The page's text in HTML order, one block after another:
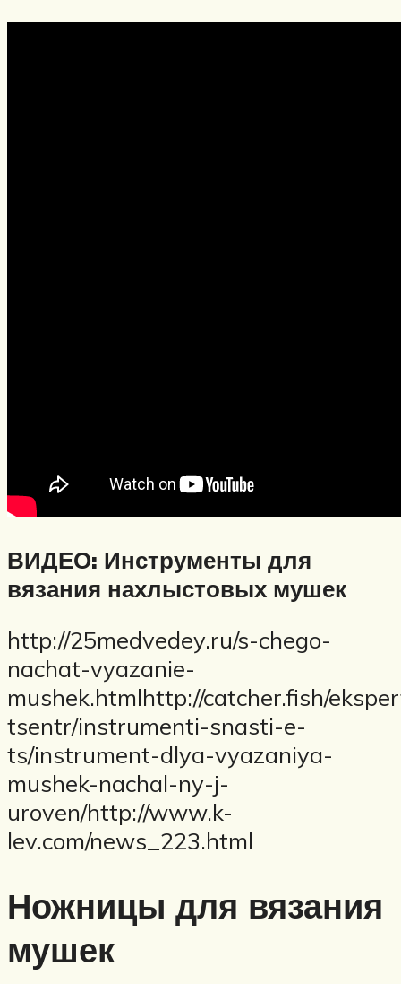
ВИДЕО: Инструменты для
вязания нахлыстовых мушек
http://25medvedey.ru/s-chego-
nachat-vyazanie-
mushek.htmlhttp://catcher.fish/
tsentr/instrumenti-snasti-e-
ts/instrument-dlya-vyazaniya-
mushek-nachal-ny-j-
uroven/http://www.k-
lev.com/news_223.html
Ножницы для вязания
мушек